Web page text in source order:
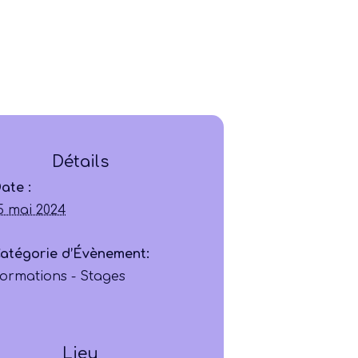
Construire
Détails
:
mai 2024
d’Évènement:
- Stages
Lieu